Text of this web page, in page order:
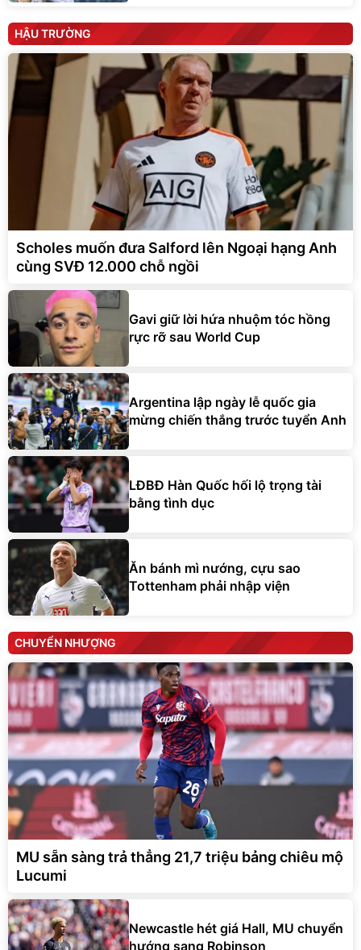
HẬU TRƯỜNG
Scholes muốn đưa Salford lên Ngoại hạng Anh
cùng SVĐ 12.000 chỗ ngồi
Gavi giữ lời hứa nhuộm tóc hồng
rực rỡ sau World Cup
Argentina lập ngày lễ quốc gia
mừng chiến thắng trước tuyển Anh
LĐBĐ Hàn Quốc hối lộ trọng tài
bằng tình dục
Ăn bánh mì nướng, cựu sao
Tottenham phải nhập viện
CHUYỂN NHƯỢNG
MU sẵn sàng trả thẳng 21,7 triệu bảng chiêu mộ
Lucumi
Newcastle hét giá Hall, MU chuyển
hướng sang Robinson